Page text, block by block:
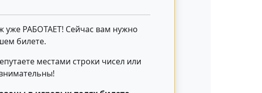
уже РАБОТАЕТ! Сейчас вам нужно
билете.
местами строки чисел или